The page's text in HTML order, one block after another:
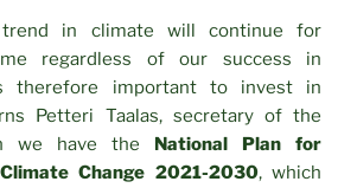
trend in climate will continue for
regardless of our success in
therefore important to invest in
Petteri Taalas, secretary of the
we have the National Plan for
Change 2021-2030, which